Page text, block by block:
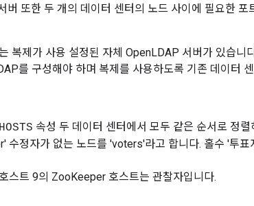
또한 두 개의 데이터 센터의 노드 사이에 필요한 포
복제가 사용 설정된 자체 OpenLDAP 서버가 있습니
를 구성해야 하며 복제를 사용하도록 기존 데이터
속성 두 데이터 센터에서 모두 같은 순서로 정
수정자가 없는 노드를 'voters'라고 합니다. 홀수 '투표
스트 9의 ZooKeeper 호스트는 관찰자입니다.